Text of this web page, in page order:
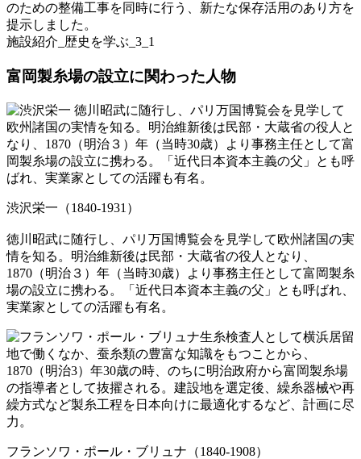
のための整備工事を同時に行う、新たな保存活用のあり方を
提示しました。
施設紹介_歴史を学ぶ_3_1
富岡製糸場の設立に関わった人物
渋沢栄一（1840-1931）
徳川昭武に随行し、パリ万国博覧会を見学して欧州諸国の実
情を知る。明治維新後は民部・大蔵省の役人となり、
1870（明治３）年（当時30歳）より事務主任として富岡製糸
場の設立に携わる。「近代日本資本主義の父」とも呼ばれ、
実業家としての活躍も有名。
フランソワ・ポール・ブリュナ（1840-1908）